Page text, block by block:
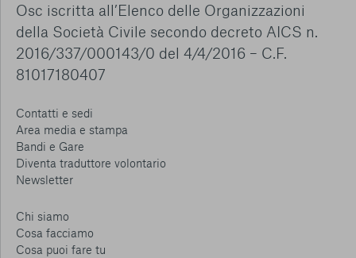
Osc iscritta all’Elenco delle Organizzazioni
della Società Civile secondo decreto AICS n.
2016/337/000143/0 del 4/4/2016 – C.F.
81017180407
Contatti e sedi
Area media e stampa
Bandi e Gare
Diventa traduttore volontario
Newsletter
Chi siamo
Cosa facciamo
Cosa puoi fare tu